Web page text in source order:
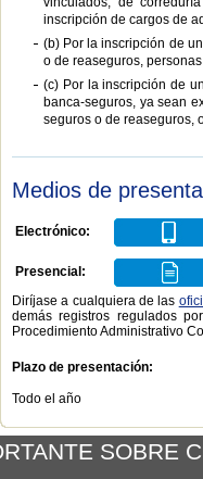
inscripción de cargos de
(b) Por la inscripción de
o de reaseguros,
(c) Por la inscripción de
banca-seguros, ya sean
seguros o de reaseguros,
Medios de
Electrónico:
Presencial:
Diríjase a cualquiera de las
demás registros regulados
Procedimiento Administrativo
Plazo de presentación:
Todo el año
Volver al listado SOBRE